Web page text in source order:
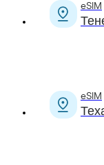
eSIM
eSIM